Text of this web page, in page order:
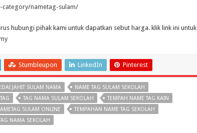
nametag-sulam/
hubungi pihak kami untuk dapatkan sebut harga. klik link ini untuk
Stumbleupon LinkedIn Pinterest
JAHIT SULAM NAMA
NAME TAG SULAM SEKOLAH
TAG NAMA SULAM SEKOLAH
TEMPAH NAME TAG KAIN
SULAM ONLINE
TEMPAHAN NAME TAG SEKOLAH
NAMA SEKOLAH